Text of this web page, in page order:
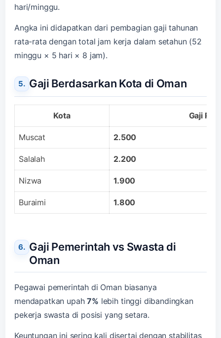
hari/minggu.
Angka ini didapatkan dari pembagian gaji tahunan
rata-rata dengan total jam kerja dalam setahun (52
minggu × 5 hari × 8 jam).
Gaji Berdasarkan Kota di Oman
Kota Gaji
Muscat 2.500
Salalah 2.200
Nizwa 1.900
Buraimi 1.800
Gaji Pemerintah vs Swasta di
Oman
Pegawai pemerintah di Oman biasanya
mendapatkan upah7% lebih tinggi dibandingkan
pekerja swasta di posisi yang setara.
Keuntungan ini sering kali disertai dengan stabilitas